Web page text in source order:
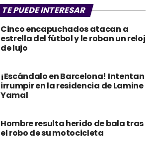
TE PUEDE INTERESAR
Cinco encapuchados atacan a
estrella del fútbol y le roban un reloj
de lujo
¡Escándalo en Barcelona! Intentan
irrumpir en la residencia de Lamine
Yamal
Hombre resulta herido de bala tras
el robo de su motocicleta